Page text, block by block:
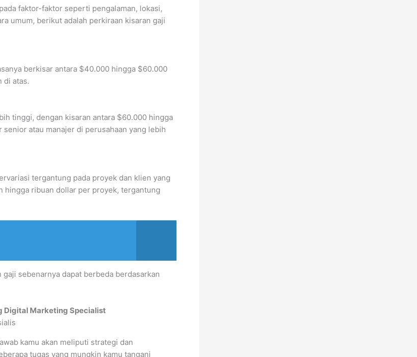
faktor-faktor seperti pengalaman, lokasi,
umum, berikut adalah perkiraan kisaran gaji
berkisar antara $40.000 hingga $60.000
di atas.
tinggi, dengan kisaran antara $60.000 hingga
atau manajer di perusahaan yang lebih
tergantung pada proyek dan klien yang
hingga ribuan dollar per proyek, tergantung
sebenarnya dapat berbeda berdasarkan
Digital Marketing Specialist
kamu akan meliputi strategi dan
tugas yang mungkin kamu tangani